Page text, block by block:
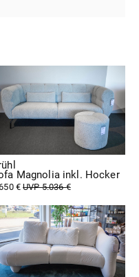
Magnolia inkl. Hocker
€UVP 5.036 €